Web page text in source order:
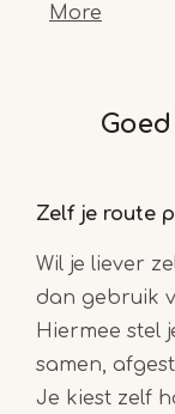
More
Zelf je route
Wil je liever
dan gebruik
Hiermee stel
samen,
Je kiest zelf